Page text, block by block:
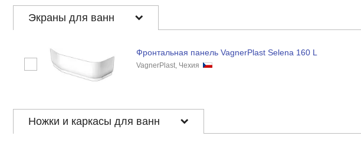
Экраны для ванн
Фронтальная панель VagnerPlast Selena 160 L
VagnerPlast, Чехия
Ножки и каркасы для ванн